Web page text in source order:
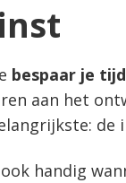
bespaar je tijd
aan het
de
handig